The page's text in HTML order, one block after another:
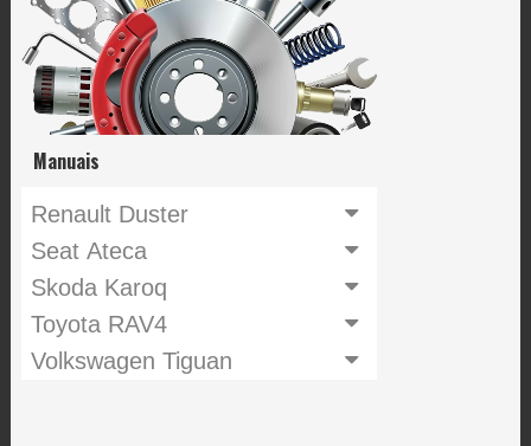
Manuais
Renault Duster
Seat Ateca
Skoda Karoq
Toyota RAV4
Volkswagen Tiguan